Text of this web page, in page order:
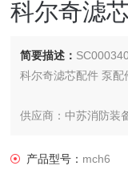
科尔奇滤
简要描述：
科尔奇滤芯配件 泵配
供应商：中苏消防装
科尔奇MCH6空压机
产品型号： mch6